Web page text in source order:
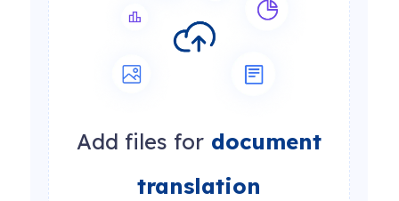
Add files for document
translation